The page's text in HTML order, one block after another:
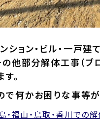
ョン・ビル・一戸建
の他部分解体工事（
。
で何かお困りな事等
島・福山・鳥取・香川で